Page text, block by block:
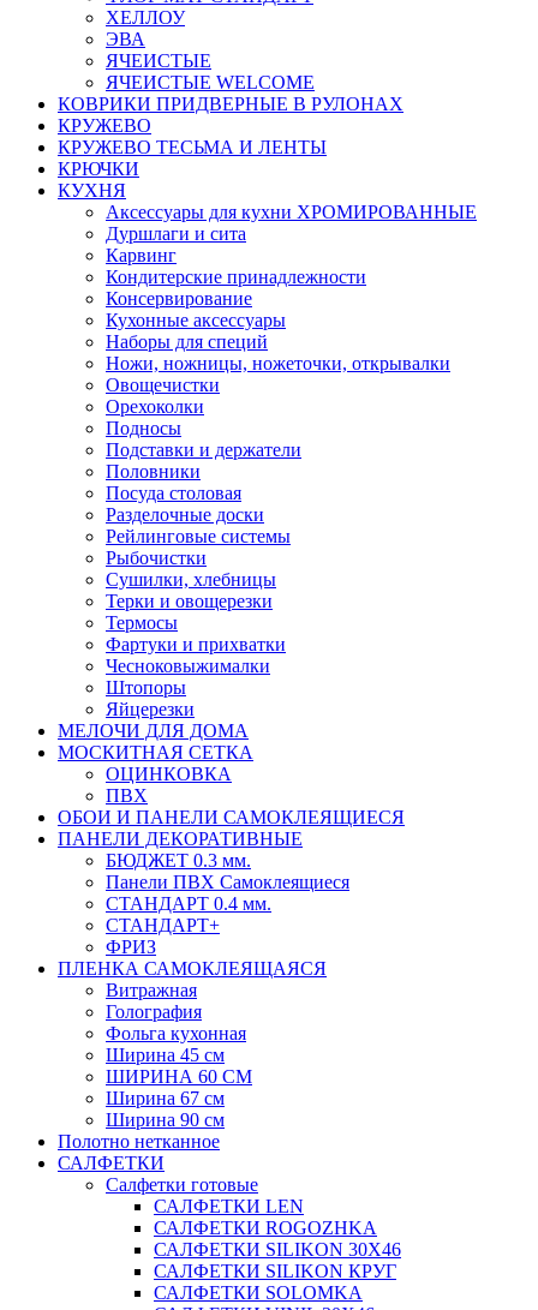
ХЕЛЛОУ
ЭВА
ЯЧЕИСТЫЕ
ЯЧЕИСТЫЕ WELCOME
КОВРИКИ ПРИДВЕРНЫЕ В РУЛОНАХ
КРУЖЕВО
КРУЖЕВО ТЕСЬМА И ЛЕНТЫ
КРЮЧКИ
КУХНЯ
Аксессуары для кухни ХРОМИРОВАННЫЕ
Дуршлаги и сита
Карвинг
Кондитерские принадлежности
Консервирование
Кухонные аксессуары
Наборы для специй
Ножи, ножницы, ножеточки, открывалки
Овощечистки
Орехоколки
Подносы
Подставки и держатели
Половники
Посуда столовая
Разделочные доски
Рейлинговые системы
Рыбочистки
Сушилки, хлебницы
Терки и овощерезки
Термосы
Фартуки и прихватки
Чесноковыжималки
Штопоры
Яйцерезки
МЕЛОЧИ ДЛЯ ДОМА
МОСКИТНАЯ СЕТКА
ОЦИНКОВКА
ПВХ
ОБОИ И ПАНЕЛИ САМОКЛЕЯЩИЕСЯ
ПАНЕЛИ ДЕКОРАТИВНЫЕ
БЮДЖЕТ 0.3 мм.
Панели ПВХ Самоклеящиеся
СТАНДАРТ 0.4 мм.
СТАНДАРТ+
ФРИЗ
ПЛЕНКА САМОКЛЕЯЩАЯСЯ
Витражная
Голография
Фольга кухонная
Ширина 45 см
ШИРИНА 60 СМ
Ширина 67 см
Ширина 90 см
Полотно нетканное
САЛФЕТКИ
Салфетки готовые
САЛФЕТКИ LEN
САЛФЕТКИ ROGOZHKA
САЛФЕТКИ SILIKON 30Х46
САЛФЕТКИ SILIKON КРУГ
САЛФЕТКИ SOLOMKA